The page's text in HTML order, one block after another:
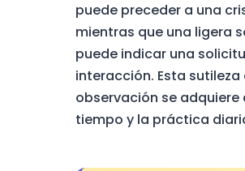
puede preceder a una
mientras que una ligera
puede indicar una
interacción. Esta sutileza
observación se adquiere
tiempo y la práctica